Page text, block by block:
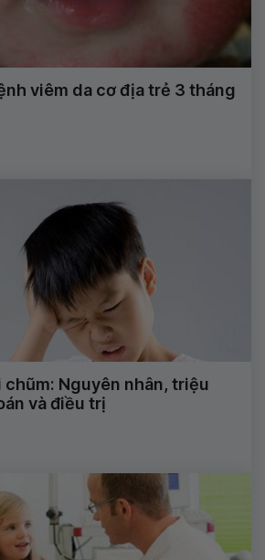
viêm da cơ địa trẻ 3 tháng
Nguyên nhân, triệu
và điều trị